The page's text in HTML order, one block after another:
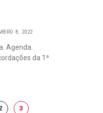
8, 2022
Agenda.
da 1ª
PAGE
3